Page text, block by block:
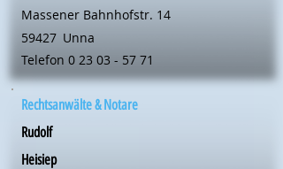
Massener Bahnhofstr. 14
59427 Unna
Telefon 0 23 03 - 57 71
Rechtsanwälte & Notare
Rudolf
Heisiep